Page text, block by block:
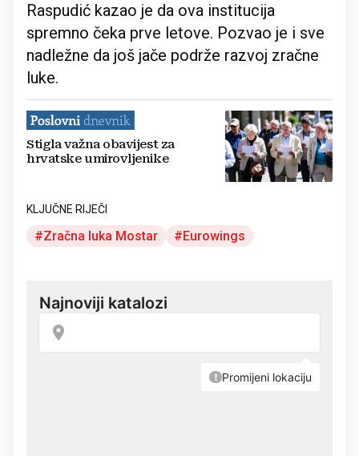
Raspudić kazao je da ova institucija
spremno čeka prve letove. Pozvao je i sve
nadležne da još jače podrže razvoj zračne
luke.
Stigla važna obavijest za
hrvatske umirovljenike
KLJUČNE RIJEČI
Zračna luka Mostar Eurowings